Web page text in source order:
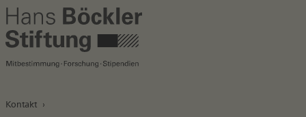
Kontakt